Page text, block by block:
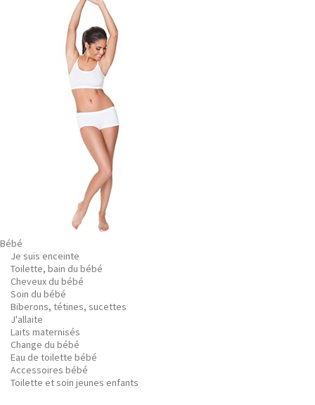
Bébé
Je suis enceinte
Toilette, bain du bébé
Cheveux du bébé
Soin du bébé
Biberons, tétines, sucettes
J'allaite
Laits maternisés
Change du bébé
Eau de toilette bébé
Accessoires bébé
Toilette et soin jeunes enfants